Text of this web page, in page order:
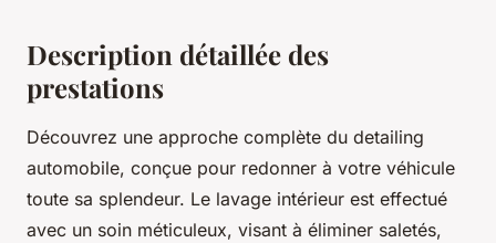
Description détaillée des
prestations
Découvrez une approche complète du detailing
automobile, conçue pour redonner à votre véhicule
toute sa splendeur. Le lavage intérieur est effectué
avec un soin méticuleux, visant à éliminer saletés,